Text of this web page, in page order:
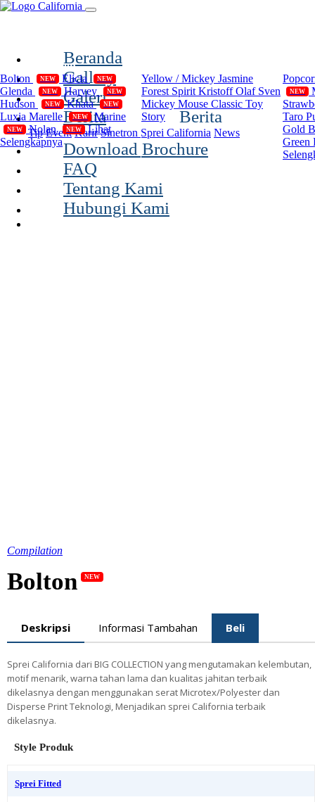
Beranda
Gallery
Galeri
Compilation
Bolton
NEW Elicia NEW
Glenda NEW Harvey NEW
Hudson NEW Khata NEW
Luxia Marelle NEW Marine
NEW Nolan NEW
Lihat
Selengkapnya
Yellow / Mickey Jasmine
Forest Spirit Kristoff Olaf Sven
Mickey Mouse Classic Toy
Story
NEW
Taro
Gold
Green
Berita Berita
Tip Event Karir Sinetron Sprei California News
Download Brochure
FAQ
Tentang Kami
Hubungi Kami
Compilation
Bolton NEW
Deskripsi Informasi Tambahan Beli
Sprei California dari BIG COLLECTION yang mengutamakan kelembutan,
motif menarik, warna tahan lama dan kualitas jahitan terbaik
dikelasnya dengan menggunakan serat Microtex/Polyester dan
Disperse Print Teknologi, Menjadikan sprei California terbaik
dikelasnya.
Style Produk
Sprei Fitted